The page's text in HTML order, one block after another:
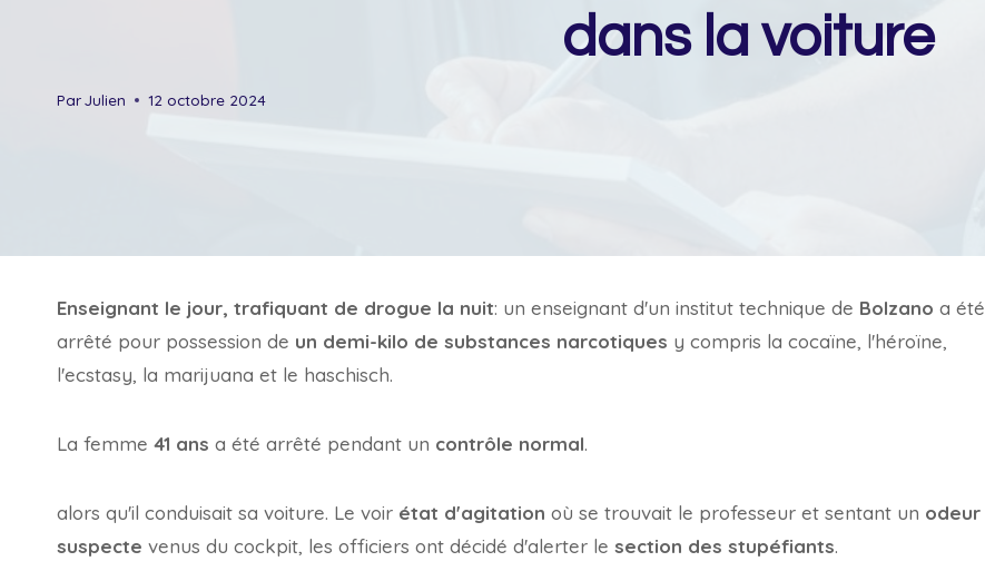
dans la voiture
ParJulien 12 octobre 2024
Enseignant le jour, trafiquant de drogue la nuit: un enseignant d'un institut technique de Bolzano a été
arrêté pour possession de un demi-kilo de substances narcotiques y compris la cocaïne, l'héroïne,
l'ecstasy, la marijuana et le haschisch.
La femme 41 ans a été arrêté pendant un contrôle normal.
alors qu'il conduisait sa voiture. Le voir état d'agitation où se trouvait le professeur et sentant un odeur
suspecte venus du cockpit, les officiers ont décidé d'alerter le section des stupéfiants.